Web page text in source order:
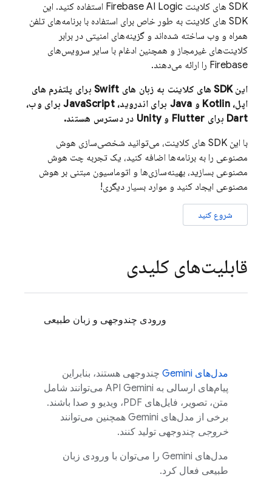
SDK های کلاینت
Firebase AI Logic استفاده کنید. این
SDK های کلاینت به طور خاص برای استفاده با برنامه‌های تلفن
همراه و وب ساخته شده‌اند و گزینه‌های امنیتی در برابر
کلاینت‌های غیرمجاز و همچنین ادغام با سایر سرویس‌های
Firebase را ارائه می‌دهند.
این SDK های کلاینت به زبان های Swift برای پلتفرم های
اپل، Kotlin و Java برای اندروید، JavaScript برای وب،
Dart برای Flutter و Unity در دسترس هستند.
با این SDK های کلاینت، می‌توانید شخصی‌سازی هوش
مصنوعی را به برنامه‌ها اضافه کنید، یک تجربه چت هوش
مصنوعی بسازید، بهینه‌سازی‌ها و اتوماسیون مبتنی بر هوش
مصنوعی ایجاد کنید و موارد بسیار دیگری!
شروع کنید
قابلیت‌های کلیدی
ورودی چندوجهی و زبان طبیعی
مدل‌های Gemini چندوجهی هستند، بنابراین
پیام‌های ارسالی به API Gemini می‌توانند شامل
متن، تصویر، فایل‌های PDF، ویدیو و صدا باشند.
برخی از مدل‌های Gemini همچنین می‌توانند
خروجی چندوجهی تولید کنند.
مدل‌های Gemini را می‌توان با ورودی زبان
طبیعی فعال کرد.